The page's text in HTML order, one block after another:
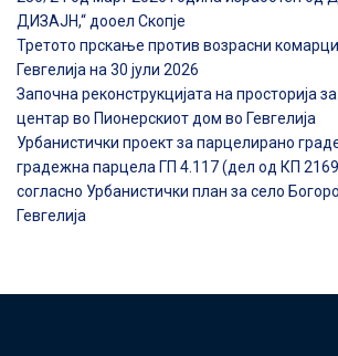
ДИЗАЈН,“ дооел Скопје
Третото прскање против возрасни
Гевгелија на 30 јули 2026
Започна реконструкцијата на просторија
центар во Пионерскиот дом во Гевгелија
Урбанистички проект за парцелирано
градежна парцела ГП 4.117 (дел од КП
согласно Урбанистички план за село
Гевгелија